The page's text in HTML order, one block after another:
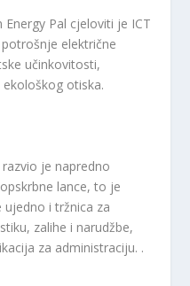
Energy Pal cjeloviti je ICT
električne
učinkovitosti,
otiska.
je napredno
lance, to je
i tržnica za
zalihe i narudžbe,
za administraciju. .